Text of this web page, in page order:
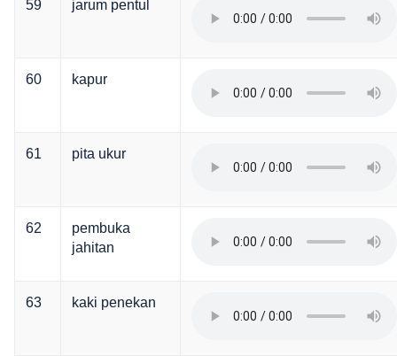
59 jarum pentul
60 kapur
61 pita ukur
62
pembuka
jahitan
63 kaki penekan